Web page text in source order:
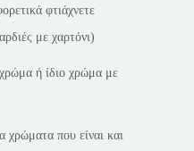
φτιάχνετε
με χαρτόνι)
ή ίδιο χρώμα με
χρώματα που είναι και